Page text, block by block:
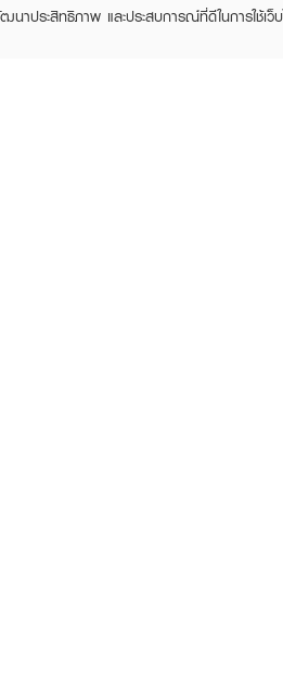
ฒนาประสิทธิภาพ และประสบการณ์ที่ดีในการใช้